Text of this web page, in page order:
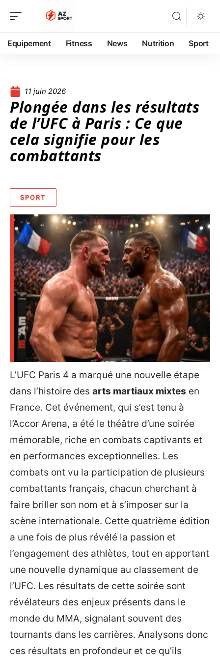
Equipement Fitness News Nutrition Sport
11 juin 2026
Plongée dans les résultats
de l’UFC à Paris : Ce que
cela signifie pour les
combattants
SPORT
L’UFC Paris 4 a marqué une nouvelle étape
dans l’histoire des arts martiaux mixtes en
France. Cet événement, qui s’est tenu à
l’Accor Arena, a été le théâtre d’une soirée
mémorable, riche en combats captivants et
en performances exceptionnelles. Les
combats ont vu la participation de plusieurs
combattants français, chacun cherchant à
faire briller son nom et à s’imposer sur la
scène internationale. Cette quatrième édition
a une fois de plus révélé la passion et
l’engagement des athlètes, tout en apportant
une nouvelle dynamique au classement de
l’UFC. Les résultats de cette soirée sont
révélateurs des enjeux présents dans le
monde du MMA, signalant souvent des
tournants dans les carrières. Analysons donc
ces résultats en profondeur et ce qu’ils